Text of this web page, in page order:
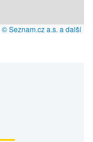
© Seznam.cz a.s. a další